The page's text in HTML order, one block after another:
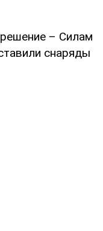
– Силам
снаряды